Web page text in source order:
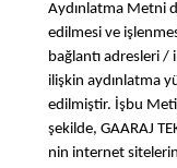
Aydınlatma Metni
edilmesi ve
bağlantı adresleri /
ilişkin aydınlatma
edilmiştir. İşbu
şekilde, GAARAJ
nin internet